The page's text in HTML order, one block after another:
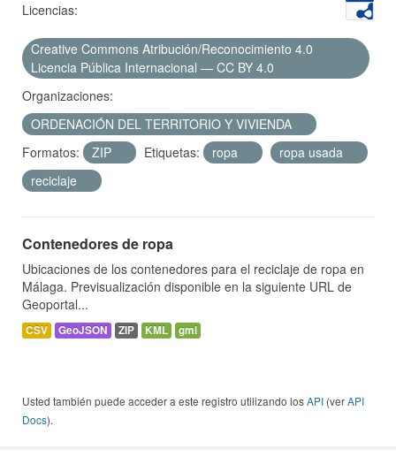
Licencias:
Creative Commons Atribución/Reconocimiento 4.0
Licencia Pública Internacional — CC BY 4.0
Organizaciones:
ORDENACIÓN DEL TERRITORIO Y VIVIENDA
Formatos:
ZIP Etiquetas: ropa
ropa usada
reciclaje
Contenedores de ropa
Ubicaciones de los contenedores para el reciclaje de ropa en
Málaga. Previsualización disponible en la siguiente URL de
Geoportal...
CSV GeoJSON ZIP KML gml
Usted también puede acceder a este registro utilizando losAPI (verAPI
Docs).